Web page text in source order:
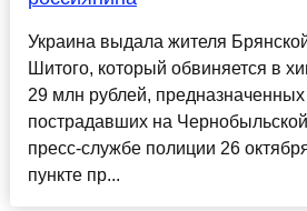
Украина выдала жителя
Шитого, который обвиняется в
29 млн рублей,
пострадавших на
пресс-службе полиции 26
пункте пр...